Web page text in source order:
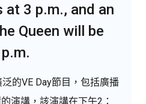
3 p.m., and an
Queen will be
的VE Day節目，包括廣播
演講，該演講在下午2：